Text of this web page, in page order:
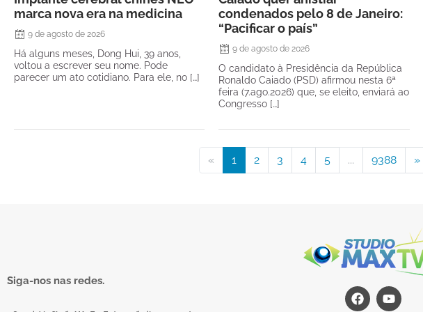
marca nova era na medicina
9 de agosto de 2026
Há alguns meses, Dong Hui, 39 anos,
voltou a escrever seu nome. Pode
parecer um ato cotidiano. Para ele, no […]
condenados pelo 8 de Janeiro:
“Pacificar o país”
9 de agosto de 2026
O candidato à Presidência da República
Ronaldo Caiado (PSD) afirmou nesta 6ª
feira (7.ago.2026) que, se eleito, enviará ao
Congresso […]
« 1 2 3 4 5 ... 9388 »
Siga-nos nas redes.